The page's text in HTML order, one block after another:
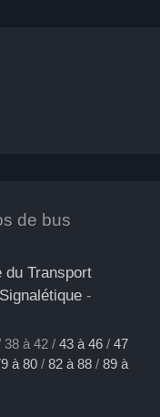
de bus
du Transport
Signalétique -
38 à 42 / 43 à 46 / 47
à 80 / 82 à 88 / 89 à